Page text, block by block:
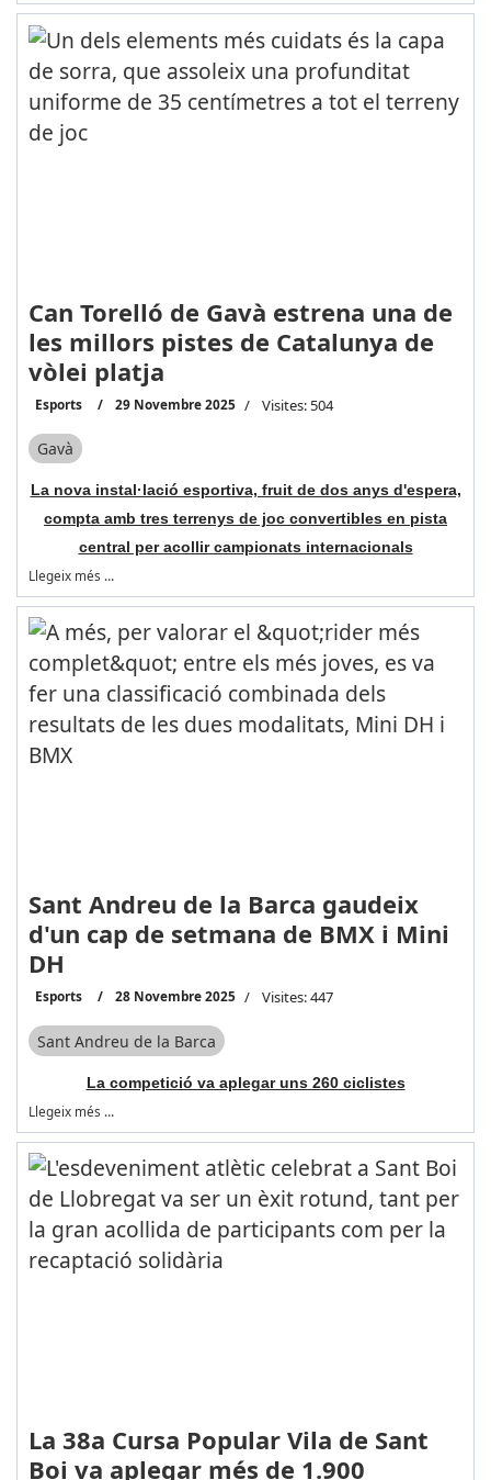
Can Torelló de Gavà estrena una de
les millors pistes de Catalunya de
vòlei platja
Esports 29 Novembre 2025 Visites: 504
Gavà
La nova instal·lació esportiva, fruit de dos anys d'espera,
compta amb tres terrenys de joc convertibles en pista
central per acollir campionats internacionals
Llegeix més …
Sant Andreu de la Barca gaudeix
d'un cap de setmana de BMX i Mini
DH
Esports 28 Novembre 2025 Visites: 447
Sant Andreu de la Barca
La competició va aplegar uns 260 ciclistes
Llegeix més …
La 38a Cursa Popular Vila de Sant
Boi va aplegar més de 1.900